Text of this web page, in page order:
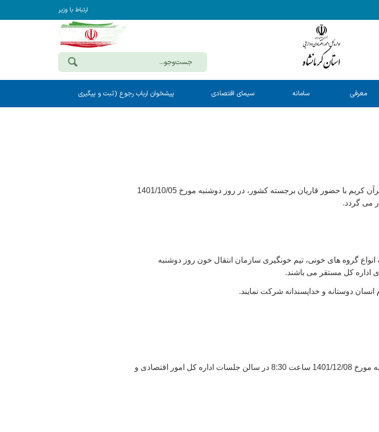
ارتباط با وزیر
معرفی سامانه سیمای اقتصادی پیشخوان ارباب رجوع (ثبت و پیگیری
به اطلاع همکاران محترم میرساند؛ محفل انس با قرآن کریم با حضور قاریان برجسته کشور، در روز دوشنبه مورخ 1401/10/05
می گردد.
انواع گروه های خونی، تیم خونگیری سازمان انتقال خون روز دوشنبه
دوستانه و خداپسندانه شرکت نمایند.
بیستمین جلسه هم اندیشی ذیحسابان در روز دوشنبه مورخ 1401/12/08 ساعت 8:30 در سالن جلسات اداره کل امور اقتصادی و